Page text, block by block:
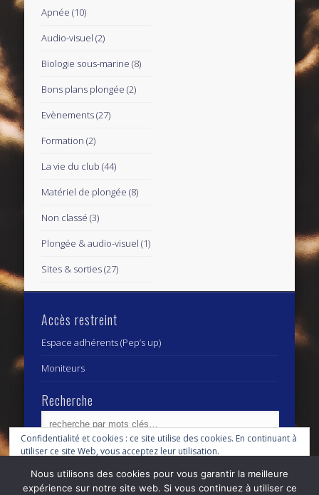
Apnée (10)
Audio-visuel (2)
Biologie sous-marine (8)
Bons plans plongée (2)
Evènements(27)
Formation (2)
La vie du club (44)
Matériel de plongée (8)
Non classé (3)
Plongée & audio-visuel (1)
Sites & sorties(27)
Accès restreint
Espace adhérents (Pep’s up)
Moniteurs
Recherche
Archives
Archives
Confidentialité et cookies : ce site utilise des cookies. En continuant à
utiliser ce site Web, vous acceptez leur utilisation.
Pour en savoir plus, notamment sur la façon de contrôler les cookies,
consultez :Politique relative aux cookies
Nous utilisons des cookies pour vous garantir la meilleure
expérience sur notre site web. Si vous continuez à utiliser ce